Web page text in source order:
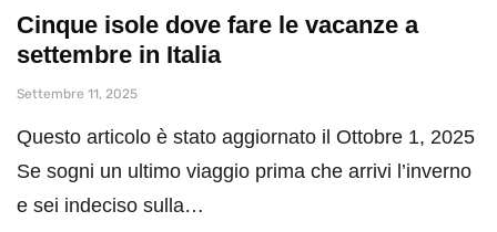
Cinque isole dove fare le vacanze a
settembre in Italia
Settembre 11, 2025
Questo articolo è stato aggiornato il Ottobre 1, 2025
Se sogni un ultimo viaggio prima che arrivi l’inverno
e sei indeciso sulla…